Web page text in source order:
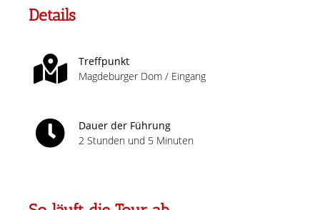
Details
Treffpunkt
Magdeburger Dom / Eingang
Dauer der Führung
2 Stunden und 5 Minuten